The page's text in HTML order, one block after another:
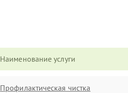
Наименование услуги
Профилактическая чистка